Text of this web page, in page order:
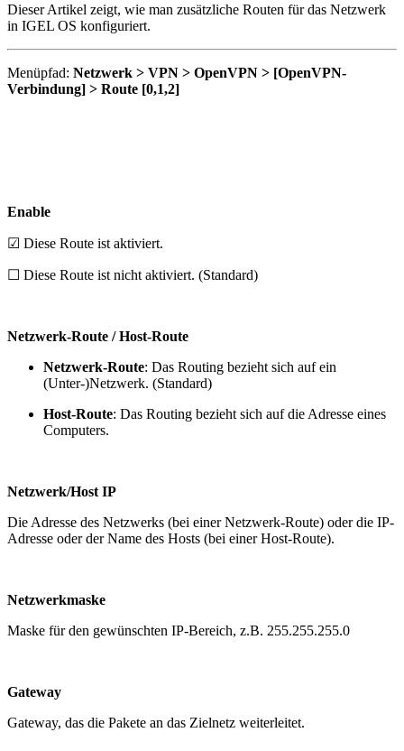
Dieser Artikel zeigt, wie man zusätzliche Routen für das Netzwerk
in IGEL OS konfiguriert.
Menüpfad: Netzwerk > VPN > OpenVPN > [OpenVPN-
Verbindung] > Route [0,1,2]
Enable
☑ Diese Route ist aktiviert.
☐ Diese Route ist nicht aktiviert. (Standard)
Netzwerk-Route / Host-Route
Netzwerk-Route: Das Routing bezieht sich auf ein
(Unter-)Netzwerk. (Standard)
Host-Route: Das Routing bezieht sich auf die Adresse eines
Computers.
Netzwerk/Host IP
Die Adresse des Netzwerks (bei einer Netzwerk-Route) oder die IP-
Adresse oder der Name des Hosts (bei einer Host-Route).
Netzwerkmaske
Maske für den gewünschten IP-Bereich, z.B. 255.255.255.0
Gateway
Gateway, das die Pakete an das Zielnetz weiterleitet.